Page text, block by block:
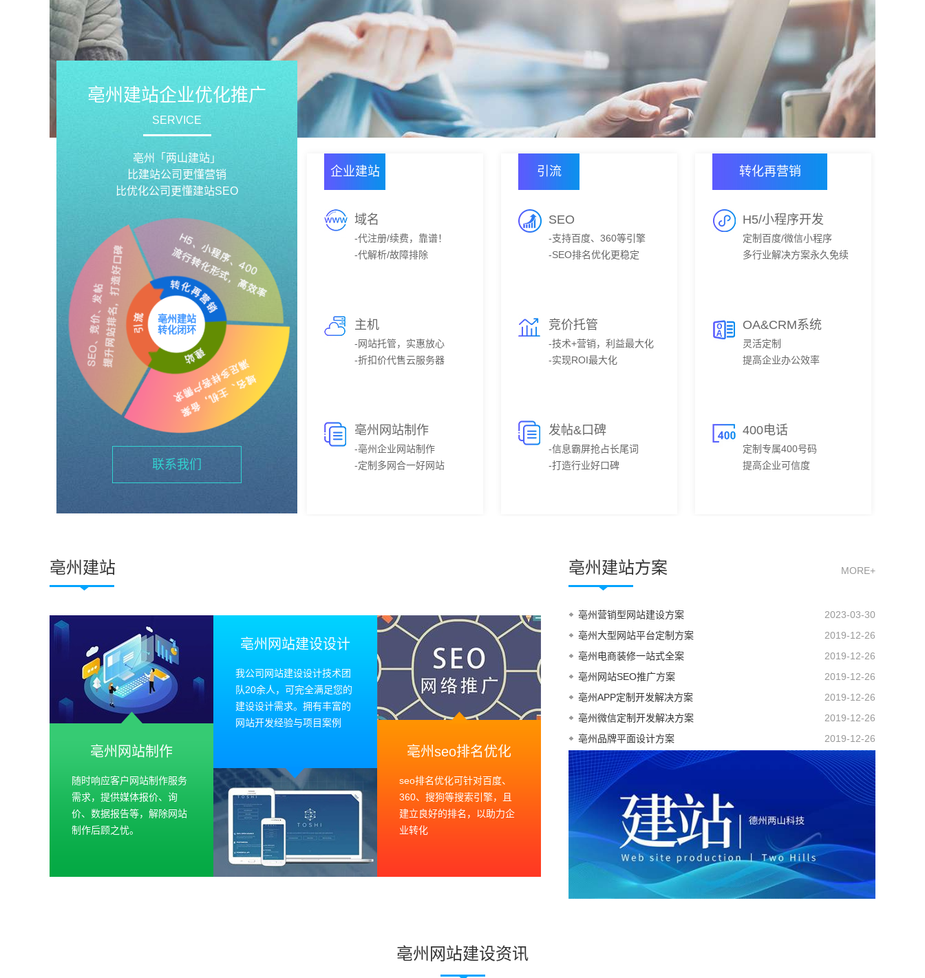
亳州建站企业优化推广
SERVICE
亳州「两山建站」
比建站公司更懂营销
比优化公司更懂建站SEO
亳州建站
转化闭环
联系我们
企业建站
域名
-代注册/续费，靠谱！
-代解析/故障排除
主机
-网站托管，实惠放心
-折扣价代售云服务器
亳州网站制作
-亳州企业网站制作
-定制多网合一好网站
引流
SEO
-支持百度、360等引擎
-SEO排名优化更稳定
竞价托管
-技术+营销，利益最大化
-实现ROI最大化
发帖&口碑
-信息霸屏抢占长尾词
-打造行业好口碑
转化再营销
H5/小程序开发
定制百度/微信小程序
多行业解决方案永久免续
OA&CRM系统
灵活定制
提高企业办公效率
400电话
定制专属400号码
提高企业可信度
亳州建站
亳州网站制作
随时响应客户网站制作服务
需求，提供媒体报价、询
价、数据报告等，解除网站
制作后顾之忧。
亳州网站建设设计
我公司网站建设设计技术团
队20余人，可完全满足您的
建设设计需求。拥有丰富的
网站开发经验与项目案例
亳州seo排名优化
seo排名优化可针对百度、
360、搜狗等搜索引擎，且
建立良好的排名，以助力企
业转化
亳州建站方案 MORE+
亳州营销型网站建设方案
2023-03-30
亳州大型网站平台定制方案
2019-12-26
亳州电商装修一站式全案
2019-12-26
亳州网站SEO推广方案
2019-12-26
亳州APP定制开发解决方案
2019-12-26
亳州微信定制开发解决方案
2019-12-26
亳州品牌平面设计方案
2019-12-26
亳州网站建设资讯